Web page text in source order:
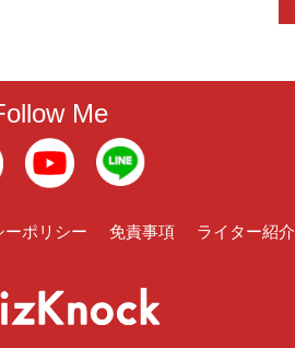
Me
ーポリシー 免責事項 ライター紹介